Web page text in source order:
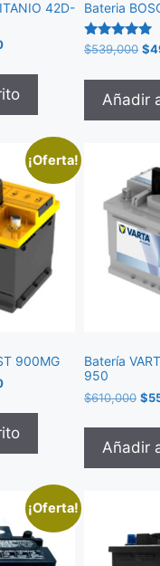
42D-
Bateria
Valorado
$539,000 $
Añadir
¡Oferta!
900MG
Batería
950
$610,000 $
Añadir
¡Oferta!